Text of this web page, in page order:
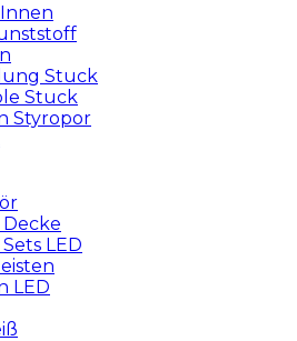
Stuck
Stuck
Styropor
LED
LED